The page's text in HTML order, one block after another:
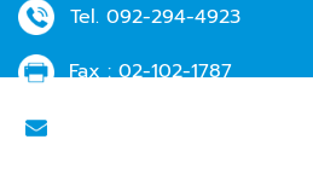
Tel. 092-294-4923
Fax :02-102-1787